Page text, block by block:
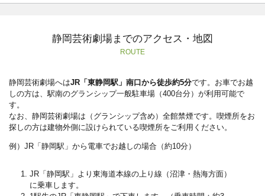
静岡芸術劇場までのアクセス・地図
ROUTE
静岡芸術劇場へはJR「東静岡駅」南口から徒歩約5分です。お車でお越
しの方は、駅南のグランシップ一般駐車場（400台分）が利用可能で
す。
なお、静岡芸術劇場は（グランシップ含め）全館禁煙です。喫煙所をお
探しの方は建物外側に設けられている喫煙所をご利用ください。
例）JR「静岡駅」から電車でお越しの場合（約10分）
JR「静岡駅」より東海道本線の上り線（沼津・熱海方面）
に乗車します。